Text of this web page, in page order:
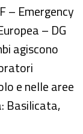
– Emergency
– DG
agiscono
e nelle aree
Basilicata,